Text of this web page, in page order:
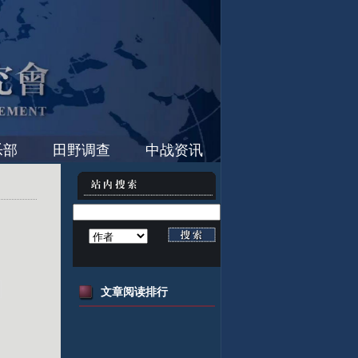
田野调查 中战资讯
文章阅读排行